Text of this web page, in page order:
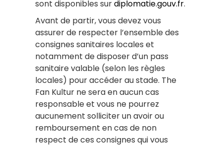
sont disponibles surdiplomatie.gouv.fr.
Avant de partir, vous devez vous
assurer de respecter l’ensemble des
consignes sanitaires locales et
notamment de disposer d’un pass
sanitaire valable (selon les règles
locales) pour accéder au stade. The
Fan Kultur ne sera en aucun cas
responsable et vous ne pourrez
aucunement solliciter un avoir ou
remboursement en cas de non
respect de ces consignes qui vous